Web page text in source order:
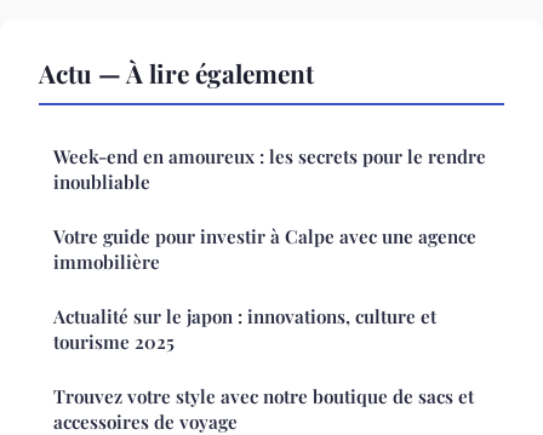
Actu — À lire également
Week-end en amoureux : les secrets pour le rendre
inoubliable
Votre guide pour investir à Calpe avec une agence
immobilière
Actualité sur le japon : innovations, culture et
tourisme 2025
Trouvez votre style avec notre boutique de sacs et
accessoires de voyage